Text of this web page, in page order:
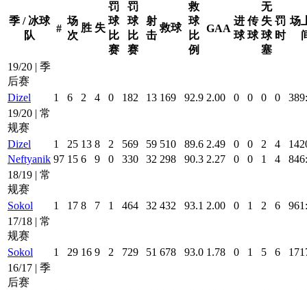
季 / 冰球
队
#
场
次
胜 失
罚
球
比
赛
罚
球
比
赛
射
击
救球
救
球
比
例
GAA
进
球
传
球
无
失
球
塞
罚
时
场
19/20 | 季
后赛
Dizel
1 6 2 4 0 182 13 169 92.9 2.00 0 0 0 0
19/20 | 常
规赛
Dizel
1 25 13 8 2 569 59 510 89.6 2.49 0 0 2 4
Neftyanik 97 15 6 9 0 330 32 298 90.3 2.27 0 0 1 4
18/19 | 常
规赛
Sokol
1 17 8 7 1 464 32 432 93.1 2.00 0 1 2 6
17/18 | 常
规赛
Sokol
1 29 16 9 2 729 51 678 93.0 1.78 0 1 5 6
16/17 | 季
后赛